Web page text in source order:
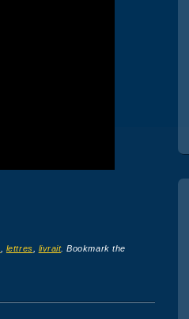
lettres livrait. Bookmark the